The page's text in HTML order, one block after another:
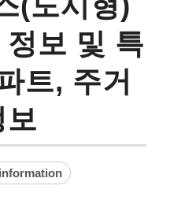
보 및 특
트, 주거
보
information